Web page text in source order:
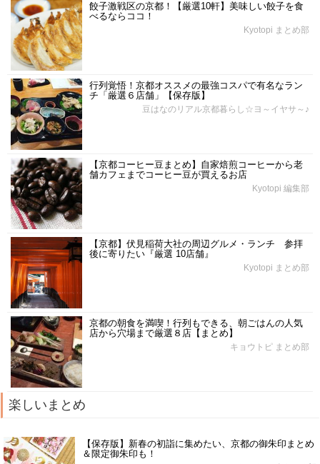
餃子激戦区の京都！【厳選10軒】美味しい餃子を食
べるならココ！
Kyotopi まとめ部
行列覚悟！京都オススメの最強コスパで有名なラン
チ「厳選６店舗」【保存版】
豆はなのリアル京都暮らし☆ヨ～イヤサ～♪
【京都コーヒー豆まとめ】自家焙煎コーヒーから老
舗カフェまでコーヒー豆が買えるお店
Kyotopi 編集部
【京都】伏見稲荷大社の周辺グルメ・ランチ 参拝
後に寄りたい『厳選 10店舗』
Kyotopi まとめ部
京都の朝食を満喫！行列もできる、朝ごはんの人気
店から穴場まで厳選８店【まとめ】
キョウトピ まとめ部
楽しいまとめ
【保存版】新春の初詣に集めたい、京都の御朱印まとめ
＆限定御朱印も！